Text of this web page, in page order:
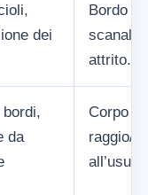
dei
Bordo
attrito.
da
Corpo
raggio/